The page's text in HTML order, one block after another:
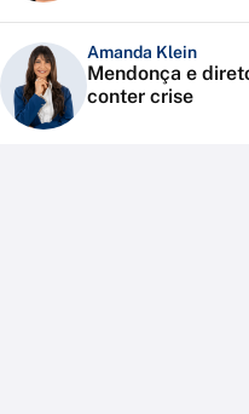
Amanda Klein
Mendonça e
conter crise